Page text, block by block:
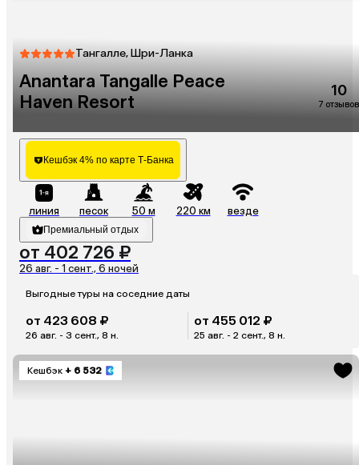
Тангалле, Шри-Ланка
Anantara Tangalle Peace
Haven Resort
10
7 отзывов
Кешбэк 4% по карте Т-Банка
линия песок 50 м 220 км везде
Премиальный отдых
от 402 726 ₽
26 авг. - 1 сент., 6 ночей
Выгодные туры на соседние даты
от 423 608 ₽
26 авг. - 3 сент., 8 н.
от 455 012 ₽
25 авг. - 2 сент., 8 н.
Кешбэк + 6 532